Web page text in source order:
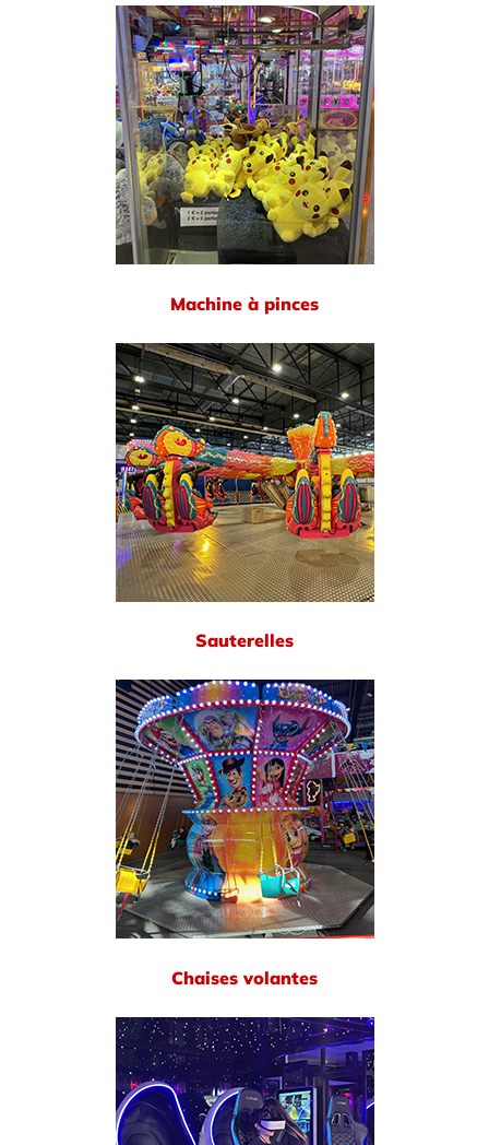
Machine à pinces
Sauterelles
Chaises volantes